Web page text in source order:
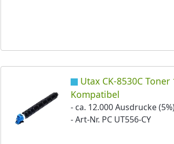
Utax CK-8530C Toner
Kompatibel
- ca. 12.000 Ausdrucke
- Art-Nr. PC UT556-CY